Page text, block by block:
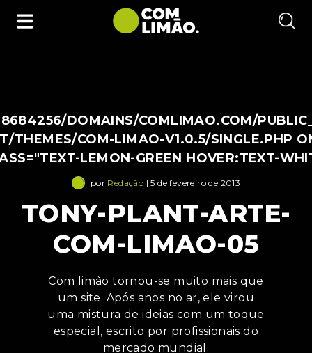
DOMAINS/COMLIMAO.COM/
THEMES/COM-LIMAO-V1.0.5/SINGLE.PHP
LEMON-GREEN HOVER:TEXT-
por Redação | 5 de fevereiro de 2013
TONY-PLANT-ARTE-
COM-LIMAO-05
Com limão tornou-se muito mais que
um site. Após anos no ar, ele virou
uma mistura de ideias com um toque
especial, escrito por profissionais do
mercado mundial.